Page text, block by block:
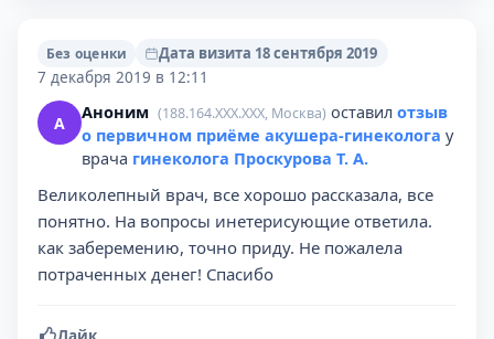
Без оценки
Дата визита 18 сентября 2019
7 декабря 2019 в 12:11
А Аноним (188.164.XXX.XXX, Москва) оставил отзыв
о первичном приёме акушера-гинеколога у
врача гинеколога Проскурова Т. А.
Великолепный врач, все хорошо рассказала, все
понятно. На вопросы инетерисующие ответила.
как заберемению, точно приду. Не пожалела
потраченных денег! Спасибо